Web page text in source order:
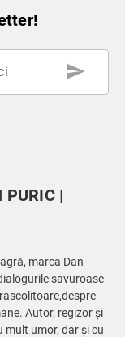
send
PURIC |
marca Dan
savuroase
Autor, regizor și
mult umor, dar și cu